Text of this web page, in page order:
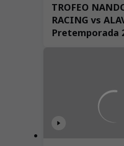
TROFEO
RACING vs
Pretemporada